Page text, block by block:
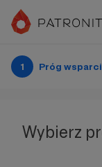
1 Próg
Wybierz